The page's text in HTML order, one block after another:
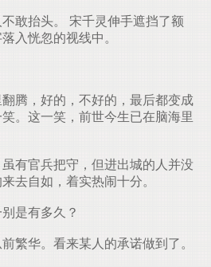
敢抬头。 宋千灵伸手遮挡了额
入恍忽的视线中。
腾，好的，不好的，最后都变成
。这一笑，前世今生已在脑海里
有官兵把守，但进出城的人并没
去自如，着实热闹十分。
是有多久？
繁华。看来某人的承诺做到了。